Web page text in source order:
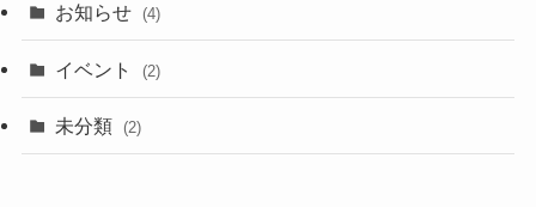
お知らせ (4)
イベント (2)
未分類 (2)